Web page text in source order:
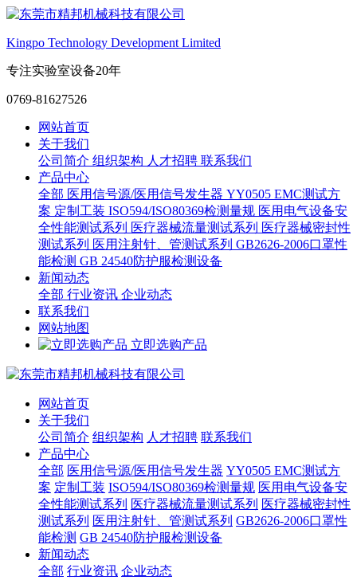
Kingpo Technology Development Limited
专注实验室设备20年
0769-81627526
网站首页
关于我们
公司简介 组织架构 人才招聘 联系我们
产品中心
全部 医用信号源/医用信号发生器 YY0505 EMC测试方
案 定制工装 ISO594/ISO80369检测量规 医用电气设备安
全性能测试系列 医疗器械流量测试系列 医疗器械密封性
测试系列 医用注射针、管测试系列 GB2626-2006口罩性
能检测 GB 24540防护服检测设备
新闻动态
全部 行业资讯 企业动态
联系我们
网站地图
立即选购产品
网站首页
关于我们
公司简介 组织架构 人才招聘 联系我们
产品中心
全部 医用信号源/医用信号发生器 YY0505 EMC测试方
案 定制工装 ISO594/ISO80369检测量规 医用电气设备安
全性能测试系列 医疗器械流量测试系列 医疗器械密封性
测试系列 医用注射针、管测试系列 GB2626-2006口罩性
能检测 GB 24540防护服检测设备
新闻动态
全部 行业资讯 企业动态